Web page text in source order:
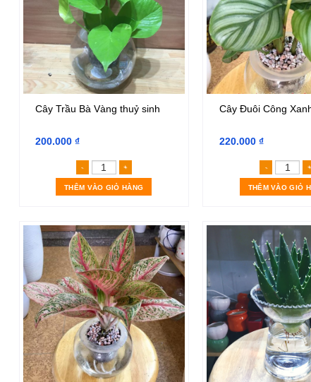
Cây Trầu Bà Vàng thuỷ sinh
200.000₫
Cây Trầu Bà Vàng thuỷ sinh số lượng
THÊM VÀO GIỎ HÀNG
Cây Đuôi Công
220.000 ₫
Cây
THÊM VÀO GIỎ